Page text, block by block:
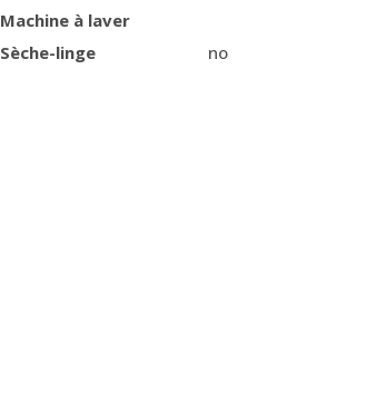
Machine à laver
Sèche-linge
no